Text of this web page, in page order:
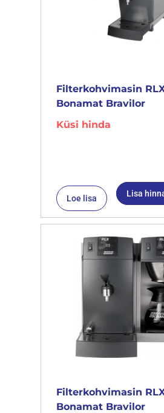
Filterkohvimasin
Bonamat Bravilor
Küsi hinda
Loe lisa Lisa
Filterkohvimasin RLX
Bonamat Bravilor